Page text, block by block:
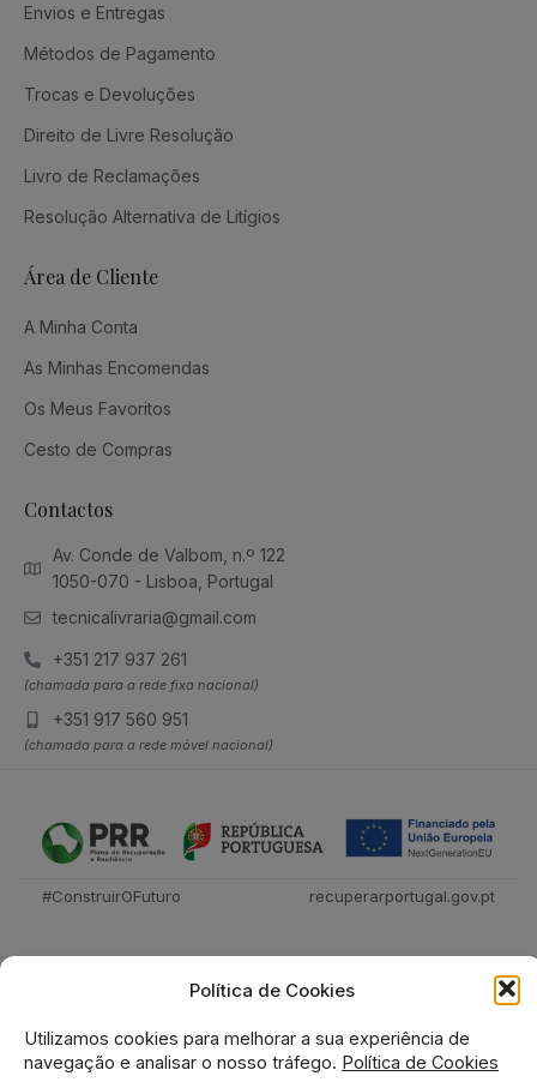
Política de Cookies
Utilizamos cookies para melhorar a sua experiência de
navegação e analisar o nosso tráfego. Política de Cookies
Envios e Entregas
Métodos de Pagamento
Trocas e Devoluções
Direito de Livre Resolução
Livro de Reclamações
Resolução Alternativa de Litígios
Área de Cliente
A Minha Conta
As Minhas Encomendas
Os Meus Favoritos
Cesto de Compras
Contactos
Av. Conde de Valbom, n.º 122
1050-070 - Lisboa, Portugal
tecnicalivraria@gmail.com
+351 217 937 261
(chamada para a rede fixa nacional)
+351 917 560 951
(chamada para a rede móvel nacional)
#ConstruirOFuturo recuperarportugal.gov.pt